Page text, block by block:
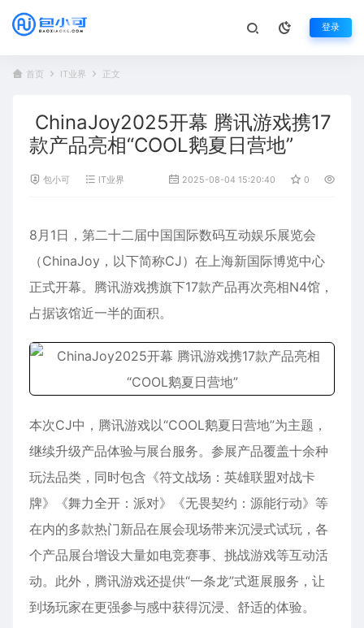
登录
首页 IT业界 正文
ChinaJoy2025开幕 腾讯游戏携17
款产品亮相“COOL鹅夏日营地”
包小可 IT业界 2025-08-04 15:20:40 0
8月1日，第二十二届中国国际数码互动娱乐展览会
（ChinaJoy，以下简称CJ）在上海新国际博览中心
正式开幕。 腾讯游戏携旗下17款产品再次亮相N4馆，
占据该馆近一半的面积。
本次CJ中，腾讯游戏以“COOL鹅夏日营地”为主题，
继续升级产品体验与展台服务。参展产品覆盖十余种
玩法品类，同时包含《符文战场：英雄联盟对战卡
牌》《舞力全开：派对》《无畏契约：源能行动》等
在内的多款热门新品在展会现场带来沉浸式试玩，各
个产品展台增设大量如电竞赛事、挑战游戏等互动活
动。此外，腾讯游戏还提供“一条龙”式逛展服务，让
到场玩家在更强参与感中获得沉浸、舒适的体验。